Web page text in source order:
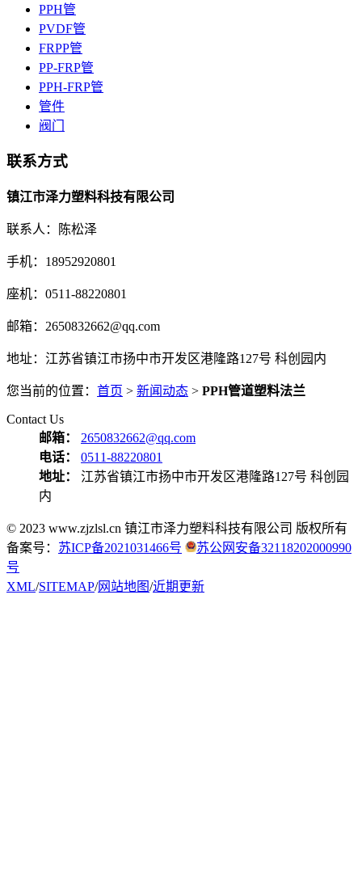
PPH管
PVDF管
FRPP管
PP-FRP管
PPH-FRP管
管件
阀门
联系方式
镇江市泽力塑料科技有限公司
联系人：陈松泽
手机：18952920801
座机：0511-88220801
邮箱：2650832662@qq.com
地址：江苏省镇江市扬中市开发区港隆路127号 科创园内
您当前的位置： 首页 > 新闻动态 > PPH管道塑料法兰
Contact Us
邮箱：
2650832662@qq.com
电话：
0511-88220801
地址：
江苏省镇江市扬中市开发区港隆路127号 科创园
内
© 2023 www.zjzlsl.cn 镇江市泽力塑料科技有限公司 版权所有
备案号： 苏ICP备2021031466号
苏公网安备32118202000990
号
XML/SITEMAP/网站地图/近期更新